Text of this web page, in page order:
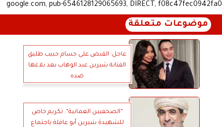
google.com, pub-6546128129065693, DIRECT, f08c47fec0942fa0
موضوعات متعلقة
عاجل: القبض على حسام حبيب طليق
الفنانة شيرين عبد الوهاب بعد بلاغها
ضده
”الصحفيين العمانية”: تكريم خاص
للشهيدة شيرين أبو عاقلة باجتماع